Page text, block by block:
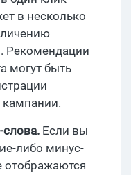
в несколько
Рекомендации
могут быть
кампании.
Если вы
либо минус-
отображаются